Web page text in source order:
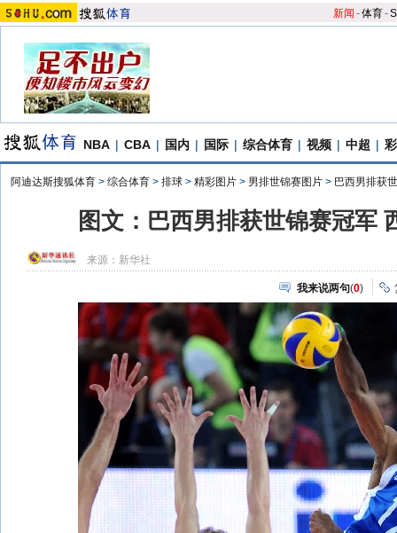
新闻 -体育-S
NBA | CBA | 国内 | 国际 | 综合体育 | 视频 | 中超 |
阿迪达斯搜狐体育 > 综合体育 > 排球 > 精彩图片 > 男排世锦赛图片 > 巴西男排获
图文：巴西男排获世锦赛冠军
来源： 新华社
我来说两句(0)